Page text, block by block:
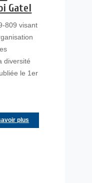
Gatel
809 visant
diversité
le 1er
plus